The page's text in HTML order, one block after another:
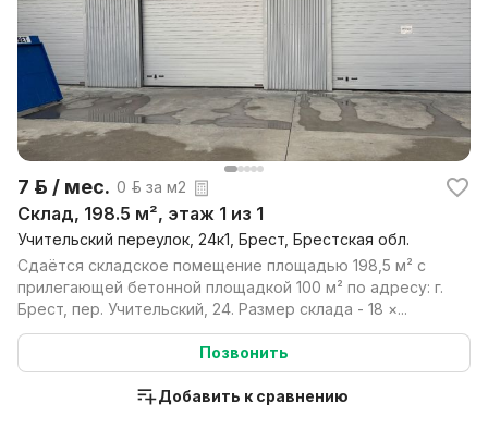
7 р. / мес. 0 р. за м2
Склад, 198.5 м², этаж 1 из 1
Учительский переулок, 24к1, Брест, Брестская обл.
Сдаётся складское помещение площадью 198,5 м² с
прилегающей бетонной площадкой 100 м² по адресу: г.
Брест, пер. Учительский, 24. Размер склада - 18 ×...
Позвонить
Добавить к сравнению